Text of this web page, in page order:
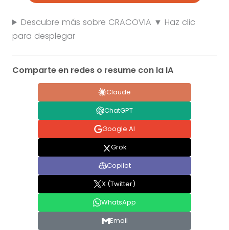
Descubre más sobre CRACOVIA ▼ Haz clic
para desplegar
Comparte en redes o resume con la IA
Claude
ChatGPT
Google AI
Grok
Copilot
X (Twitter)
WhatsApp
Email